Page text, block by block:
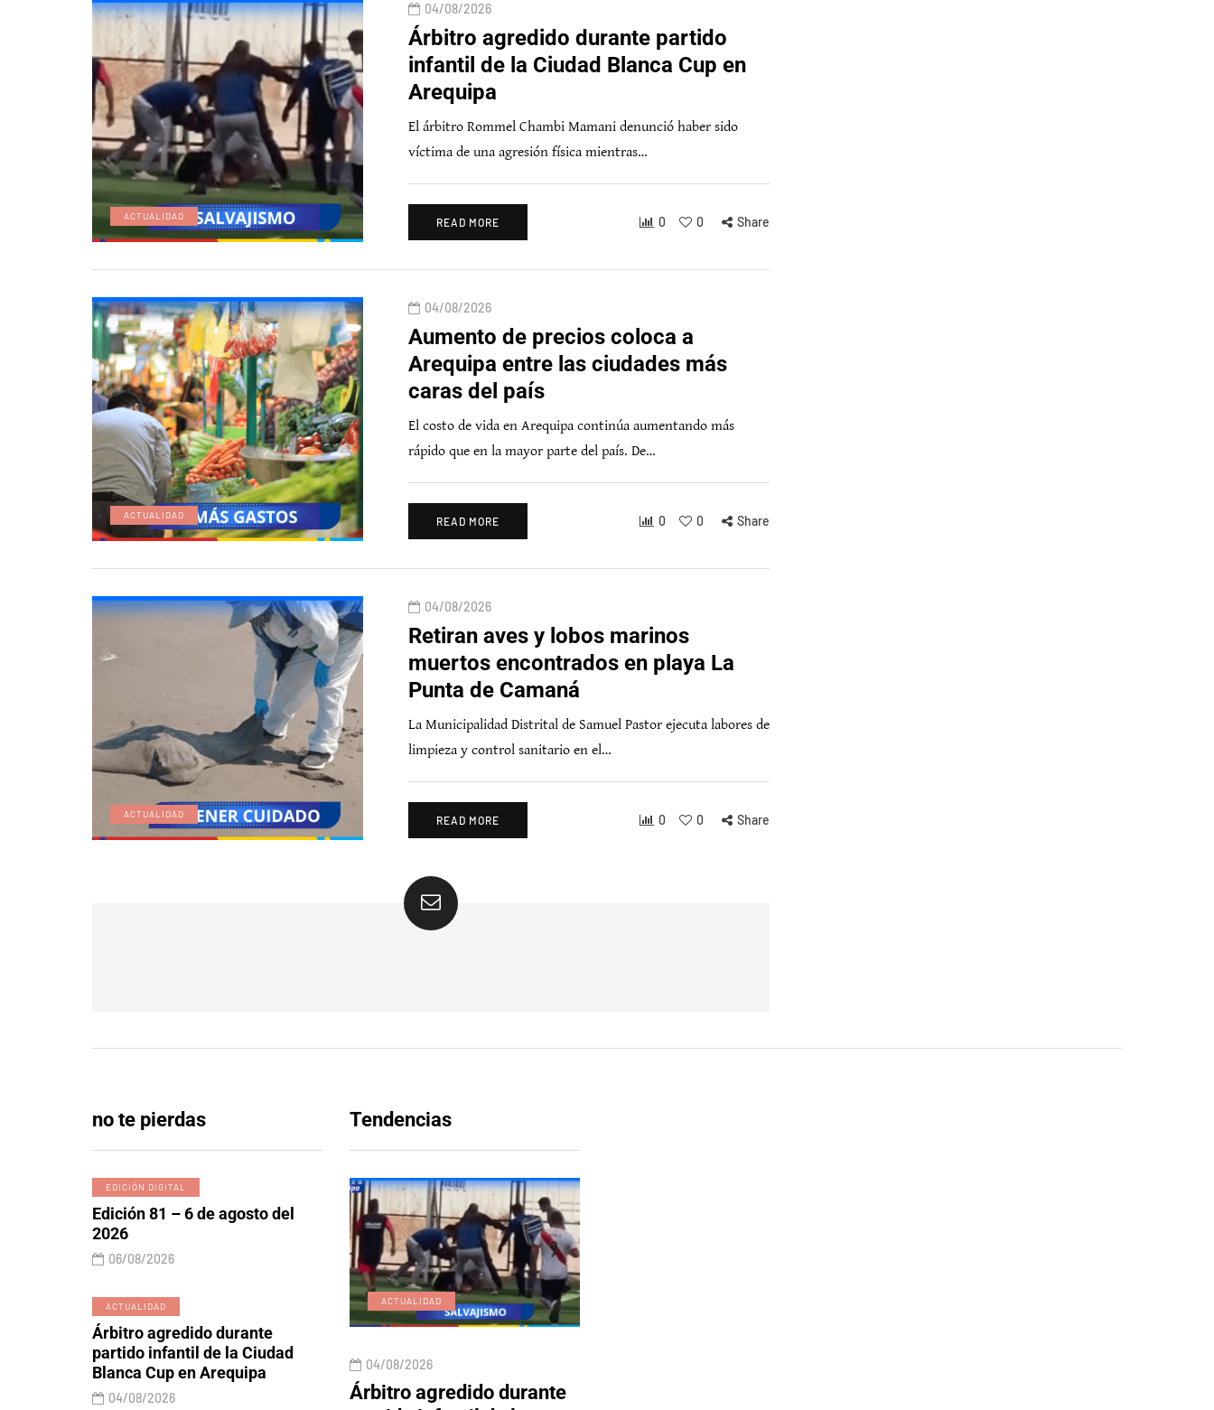
ACTUALIDAD
04/08/2026
Árbitro agredido durante partido
infantil de la Ciudad Blanca Cup en
Arequipa
El árbitro Rommel Chambi Mamani denunció haber sido
víctima de una agresión física mientras…
READ MORE 0 0 Share
ACTUALIDAD
04/08/2026
Aumento de precios coloca a
Arequipa entre las ciudades más
caras del país
El costo de vida en Arequipa continúa aumentando más
rápido que en la mayor parte del país. De…
READ MORE 0 0 Share
ACTUALIDAD
04/08/2026
Retiran aves y lobos marinos
muertos encontrados en playa La
Punta de Camaná
La Municipalidad Distrital de Samuel Pastor ejecuta labores de
limpieza y control sanitario en el…
READ MORE 0 0 Share
no te pierdas
EDICIÓN DIGITAL
Edición 81 – 6 de agosto del
2026
06/08/2026
ACTUALIDAD
Árbitro agredido durante
partido infantil de la Ciudad
Blanca Cup en Arequipa
04/08/2026
Tendencias
EDICIÓN DIGITAL
06/08/2026
Edición 81 – 6 de agosto
ACTUALIDAD
04/08/2026
Árbitro agredido durante